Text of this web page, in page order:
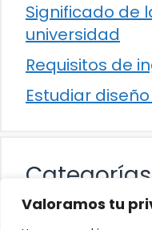
Valoramos tu
Significado de
universidad
Requisitos de
Estudiar
Categorías
Cultura